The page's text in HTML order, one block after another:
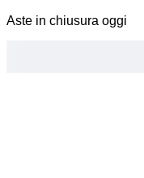
Aste in chiusura oggi